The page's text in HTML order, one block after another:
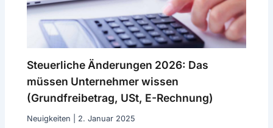
Steuerliche Änderungen 2026: Das
müssen Unternehmer wissen
(Grundfreibetrag, USt, E-Rechnung)
Neuigkeiten 2. Januar 2025